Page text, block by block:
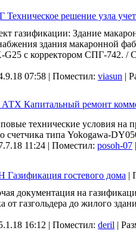
Техническое решение узла
газификации: Здание
здания макаронной
G25 с корректором СПГ-742. /
07:58 | Поместил: viasun |
Капитальный ремонт
технические условия на
счетчика типа Yokogawa-
11:24 | Поместил: posoh-07
Газификация гостевого дома |
документация на
от газгольдера до жилого
16:12 | Поместил: deril |